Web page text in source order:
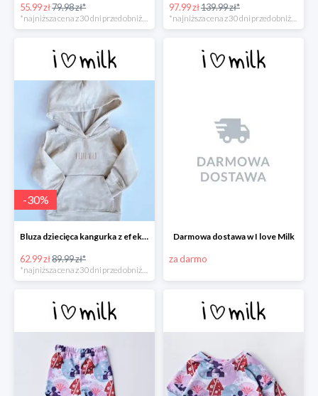
55.99 zł79.98 zł* 97.99 zł139.99 zł*
-30%
Bluza dziecięca kangurka z efektem sprania -30%
62.99 zł89.99 zł*
*najniższa cena z 30 dni przed obniżką
Darmowa dostawa w I love Milk
za darmo